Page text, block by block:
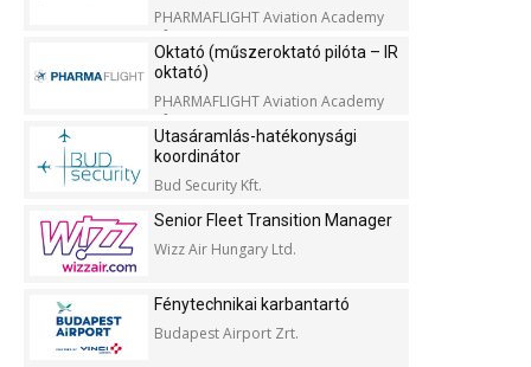
PHARMAFLIGHT Aviation Academy
Kft.
Oktató (műszeroktató pilóta – IR
oktató)
PHARMAFLIGHT Aviation Academy
Kft.
Utasáramlás-hatékonysági
koordinátor
Bud Security Kft.
Senior Fleet Transition Manager
Wizz Air Hungary Ltd.
Fénytechnikai karbantartó
Budapest Airport Zrt.